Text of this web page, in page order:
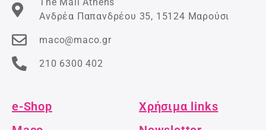
Ανδρέα Παπανδρέου 35, 15124 Μαρούσι
maco@maco.gr
210 6300 402
e-Shop
Χρήσιμα links